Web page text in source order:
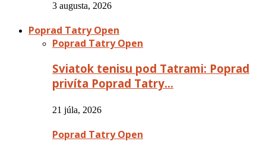
3 augusta, 2026
Poprad Tatry Open
Poprad Tatry Open
Sviatok tenisu pod Tatrami: Poprad
privíta Poprad Tatry…
21 júla, 2026
Poprad Tatry Open